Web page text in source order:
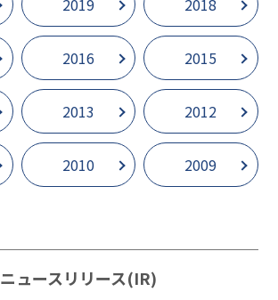
2019 2018
2016 2015
2013 2012
2010 2009
ニュースリリース(IR)